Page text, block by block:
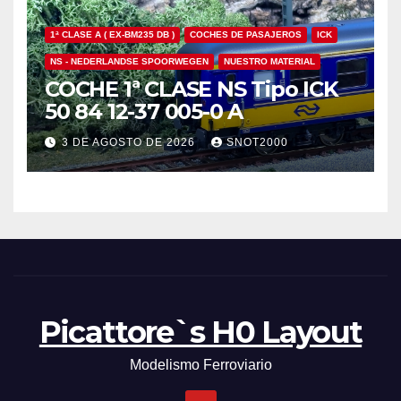
1ª CLASE A ( EX-BM235 DB ) COCHES DE PASAJEROS ICK
NS - NEDERLANDSE SPOORWEGEN NUESTRO MATERIAL
COCHE 1ª CLASE NS Tipo ICK
50 84 12-37 005-0 A
3 DE AGOSTO DE 2026 SNOT2000
Picattore`s H0 Layout
Modelismo Ferroviario